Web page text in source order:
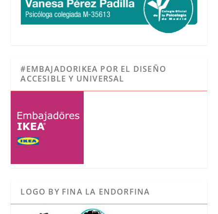
#EMBAJADORIKEA POR EL DISEÑO
ACCESIBLE Y UNIVERSAL
LOGO BY FINA LA ENDORFINA